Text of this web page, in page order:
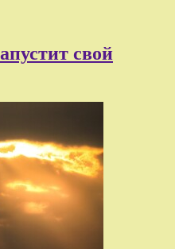
свой